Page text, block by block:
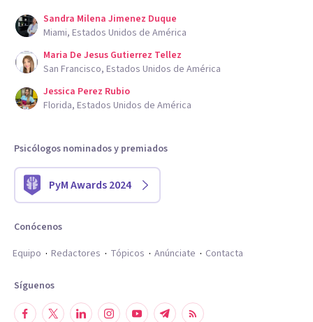
Sandra Milena Jimenez Duque
Miami, Estados Unidos de América
Maria De Jesus Gutierrez Tellez
San Francisco, Estados Unidos de América
Jessica Perez Rubio
Florida, Estados Unidos de América
Psicólogos nominados y premiados
PyM Awards 2024
Conócenos
Equipo
Redactores Tópicos Anúnciate Contacta
Síguenos